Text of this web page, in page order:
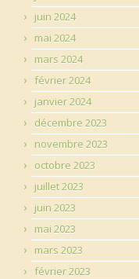
juin 2024
mai 2024
mars 2024
février 2024
janvier 2024
décembre 2023
novembre 2023
octobre 2023
juillet 2023
juin 2023
mai 2023
mars 2023
février 2023